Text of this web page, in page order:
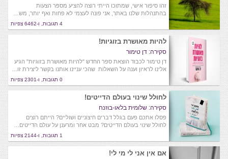
זהו סיפור אישי, שמתוכו הייתי רוצה להציע מספר הצעות
בהתנהלות שלנו באתר, אני פונה לעצמי לא פחות ואף יותר, מש…
4 תגובות, ו-6462 צפיות
להיות מאושרת בזוגיות!
סקירה: דן טימור
דן טימור לכבוד הוצאת ספר החדש "להיות מאושרת בזוגיות" הגיע
אלינו לראיון וענה על השאלות שהכי עניינו אותנו בקשר ליצירת זו…
0 תגובות, ו-2301 צפיות
לחולל שינוי בעולם הדייטים!
סקירה: שלומית בלאו-בוזנח
פסלו אתכם פעם בגלל דברים חיצוניים ושוליים? הייתם רוצים
לחולל שינוי בעולם הדייטים? מבט אחר ומרענן על עולם הדייטים…
1 תגובות, ו-2144 צפיות
אם אין אני לי מי לי!